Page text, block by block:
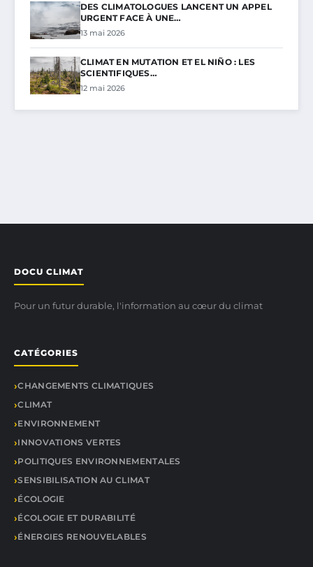
DES CLIMATOLOGUES LANCENT UN APPEL
URGENT FACE À UNE…
13 mai 2026
CLIMAT EN MUTATION ET EL NIÑO : LES
SCIENTIFIQUES…
12 mai 2026
DOCU CLIMAT
Pour un futur durable, l'information au cœur du climat
CATÉGORIES
CHANGEMENTS CLIMATIQUES
CLIMAT
ENVIRONNEMENT
INNOVATIONS VERTES
POLITIQUES ENVIRONNEMENTALES
SENSIBILISATION AU CLIMAT
ÉCOLOGIE
ÉCOLOGIE ET DURABILITÉ
ÉNERGIES RENOUVELABLES